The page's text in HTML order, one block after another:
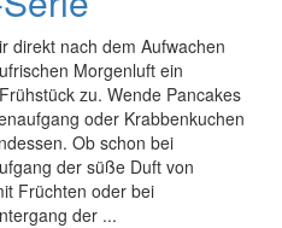
direkt nach dem Aufwachen
Morgenluft ein
zu. Wende Pancakes
oder Krabbenkuchen
Ob schon bei
der süße Duft von
Früchten oder bei
der ...